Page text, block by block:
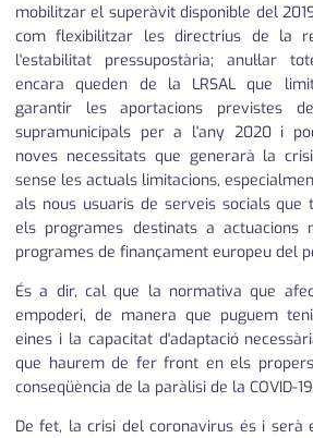
mobilitzar el superàvit disponible del
com flexibilitzar les directrius de la
l'estabilitat pressupostària; anul·lar
encara queden de la LRSAL que
garantir les aportacions previstes
supramunicipals per a l'any 2020 i
noves necessitats que generarà la
sense les actuals limitacions,
als nous usuaris de serveis socials que
els programes destinats a actuacions
programes de finançament europeu del
És a dir, cal que la normativa que
empoderi, de manera que puguem
eines i la capacitat d'adaptació
que haurem de fer front en els
conseqüència de la paràlisi de la COVID-
De fet, la crisi del coronavirus és i serà